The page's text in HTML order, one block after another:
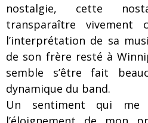
nostalgie, cette
transparaître vivement
l’interprétation de sa
de son frère resté à
semble s’être fait
dynamique du band.
Un sentiment qui